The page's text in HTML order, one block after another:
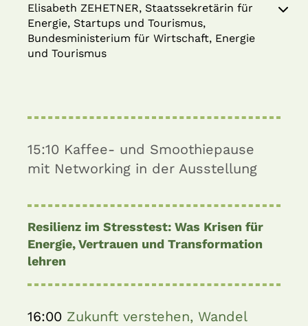
Elisabeth ZEHETNER, Staatssekretärin für
Energie, Startups und Tourismus,
Bundesministerium für Wirtschaft, Energie
und Tourismus
15:10 Kaffee- und Smoothiepause
mit Networking in der Ausstellung
Resilienz im Stresstest: Was Krisen für
Energie, Vertrauen und Transformation
lehren
16:00 Zukunft verstehen, Wandel